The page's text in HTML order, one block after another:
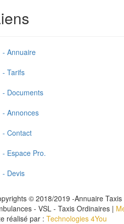
- Annuaire
- Tarifs
- Documents
- Annonces
- Contact
- Espace Pro.
- Devis
© 2018/2019 -Annuaire
- VSL - Taxis Ordinaires |
réalisé par : Technologies 4You